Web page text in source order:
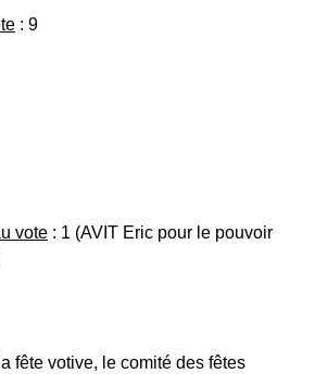
: 9
vote : 1 (AVIT Eric pour le pouvoir
fête votive, le comité des fêtes